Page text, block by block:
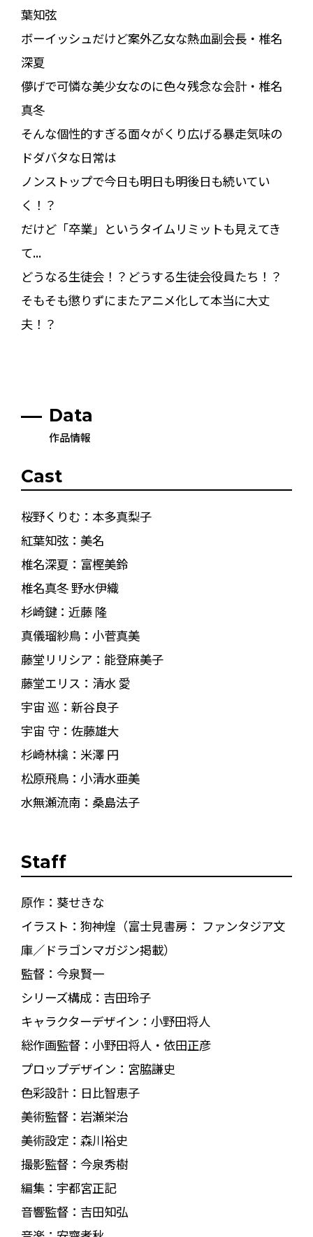
葉知弦
ボーイッシュだけど案外乙女な熱血副会長・椎名
深夏
儚げで可憐な美少女なのに色々残念な会計・椎名
真冬
そんな個性的すぎる面々がくり広げる暴走気味の
ドダバタな日常は
ノンストップで今日も明日も明後日も続いてい
く！？
だけど「卒業」というタイムリミットも見えてき
て...
どうなる生徒会！？どうする生徒会役員たち！？
そもそも懲りずにまたアニメ化して本当に大丈
夫！？
Data
作品情報
Cast
桜野くりむ：本多真梨子
紅葉知弦：美名
椎名深夏：富樫美鈴
椎名真冬 野水伊織
杉崎鍵：近藤 隆
真儀瑠紗鳥：小菅真美
藤堂リリシア：能登麻美子
藤堂エリス：清水 愛
宇宙 巡：新谷良子
宇宙 守：佐藤雄大
杉崎林檎：米澤 円
松原飛鳥：小清水亜美
水無瀬流南：桑島法子
Staff
原作：葵せきな
イラスト：狗神煌（富士見書房： ファンタジア文
庫／ドラゴンマガジン掲載）
監督：今泉賢一
シリーズ構成：吉田玲子
キャラクターデザイン：小野田将人
総作画監督：小野田将人・依田正彦
プロップデザイン：宮脇謙史
色彩設計：日比智恵子
美術監督：岩瀬栄治
美術設定：森川裕史
撮影監督：今泉秀樹
編集：宇都宮正記
音響監督：吉田知弘